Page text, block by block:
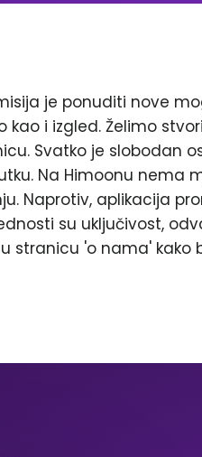
je ponuditi nove
kao i izgled. Želimo
Svatko je slobodan
Na Himoonu nema
Naprotiv, aplikacija
su uključivost,
stranicu 'o nama' kako